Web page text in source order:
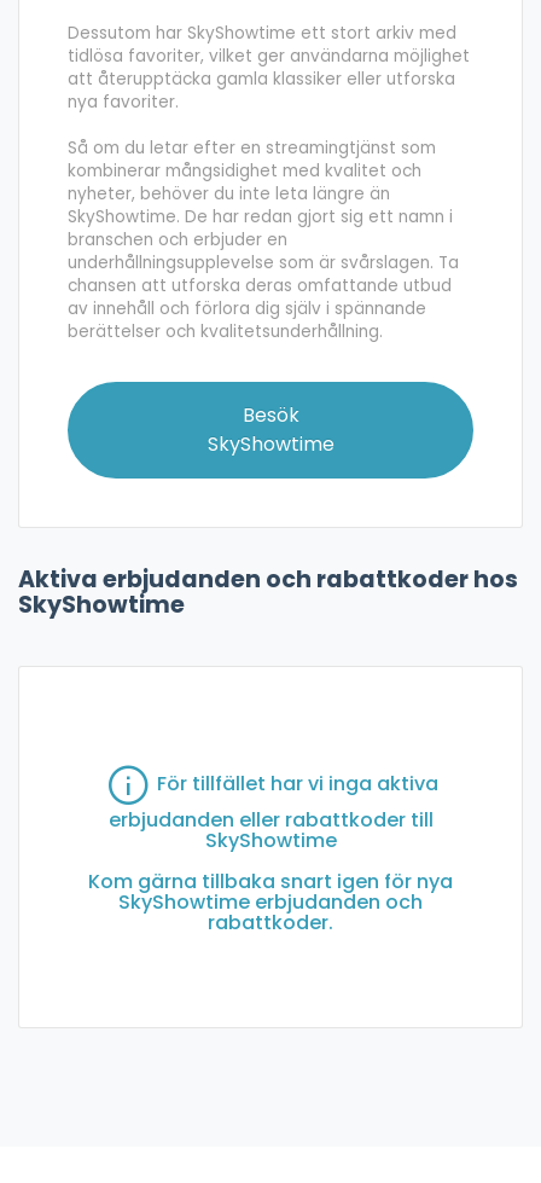
Dessutom har SkyShowtime ett stort arkiv med
tidlösa favoriter, vilket ger användarna möjlighet
att återupptäcka gamla klassiker eller utforska
nya favoriter.
Så om du letar efter en streamingtjänst som
kombinerar mångsidighet med kvalitet och
nyheter, behöver du inte leta längre än
SkyShowtime. De har redan gjort sig ett namn i
branschen och erbjuder en
underhållningsupplevelse som är svårslagen. Ta
chansen att utforska deras omfattande utbud
av innehåll och förlora dig själv i spännande
berättelser och kvalitetsunderhållning.
Besök
SkyShowtime
Aktiva erbjudanden och rabattkoder hos
SkyShowtime
För tillfället har vi inga aktiva
erbjudanden eller rabattkoder till
SkyShowtime
Kom gärna tillbaka snart igen för nya
SkyShowtime erbjudanden och
rabattkoder.